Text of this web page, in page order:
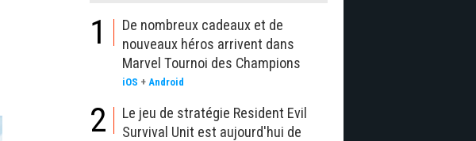
1
De nombreux cadeaux et de
nouveaux héros arrivent dans
Marvel Tournoi des Champions
iOS + Android
2
Le jeu de stratégie Resident Evil
Survival Unit est aujourd'hui de